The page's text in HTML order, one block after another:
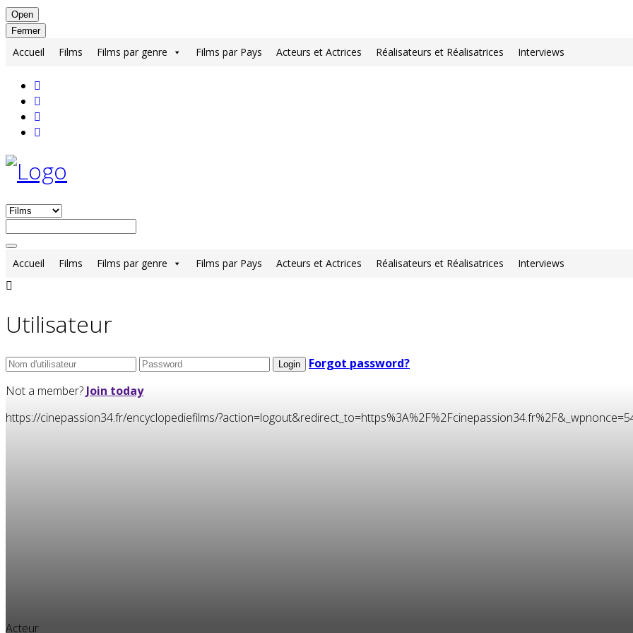
Open
Fermer
Accueil Films Films par genre Films par Pays Acteurs et Actrices Réalisateurs et Réalisatrices Interviews
Accueil Films Films par genre Films par Pays Acteurs et Actrices Réalisateurs et Réalisatrices Interviews
Utilisateur
Forgot password?
Not a member? Join today
https://cinepassion34.fr/encyclopediefilms/
Acteur